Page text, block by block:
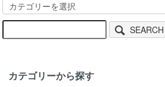
SEARCH
カテゴリーから探す